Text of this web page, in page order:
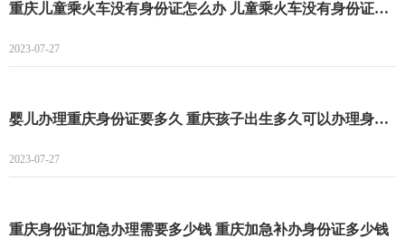
重庆儿童乘火车没有身份证怎么办 儿童乘火车没有身份证怎么乘
2023-07-27
婴儿办理重庆身份证要多久 重庆孩子出生多久可以办理身份证
2023-07-27
重庆身份证加急办理需要多少钱 重庆加急补办身份证多少钱